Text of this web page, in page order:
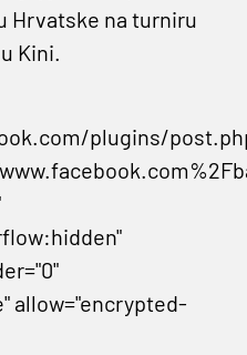
Hrvatske na turniru
Kini.
plugins/
allow="encrypted-